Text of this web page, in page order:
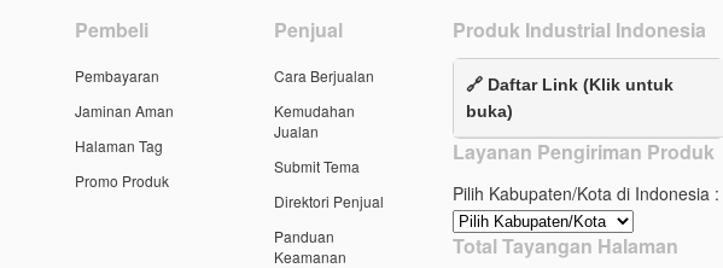
Pembeli
Pembayaran
Jaminan Aman
Halaman Tag
Promo Produk
Penjual
Cara Berjualan
Kemudahan
Jualan
Submit Tema
Direktori Penjual
Panduan
Keamanan
Produk Industrial Indonesia
🔗 Daftar Link (Klik untuk
buka)
Layanan Pengiriman Produk
Pilih Kabupaten/Kota di Indonesia :
Total Tayangan Halaman